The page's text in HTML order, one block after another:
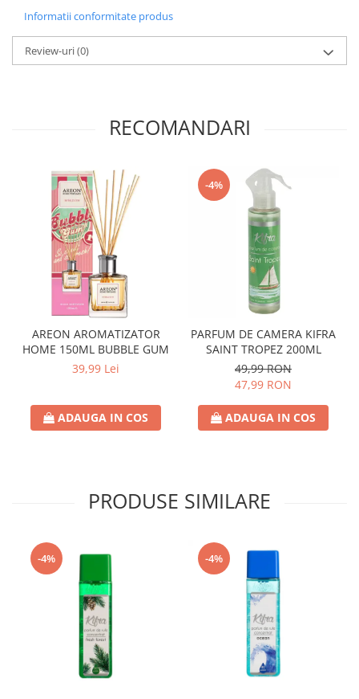
Informatii conformitate produs
Review-uri(0)
RECOMANDARI
AREON AROMATIZATOR
HOME 150ML BUBBLE GUM
39,99 Lei
ADAUGA IN COS
-4%
PARFUM DE CAMERA KIFRA
SAINT TROPEZ 200ML
49,99 RON
47,99 RON
ADAUGA IN COS
PRODUSE SIMILARE
-4% -4%